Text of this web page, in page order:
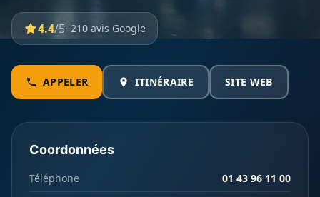
4.4/5· 210 avis Google
APPELER ITINÉRAIRE SITE WEB
Coordonnées
Téléphone 01 43 96 11 00